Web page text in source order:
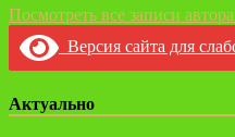
Посмотреть все записи
Версия сайта для
Актуально